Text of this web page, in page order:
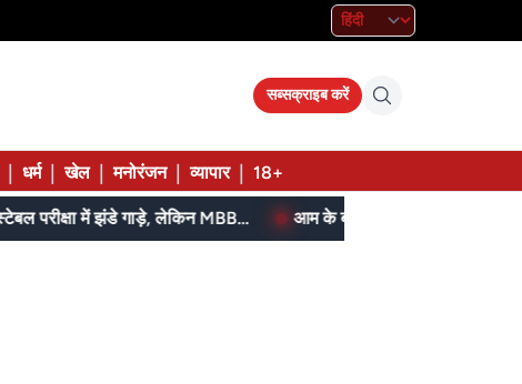
सब्सक्राइब करें
धर्म खेल मनोरंजन व्यापार 18+
SI, ASI स्टेनो और पुलिस कॉन्स्टेबल परीक्षा में झंडे गाड़े, लेकिन MBBS सीट नहीं मिला, पढ़िए शहडोल संभाग के शुभांगी की कहा